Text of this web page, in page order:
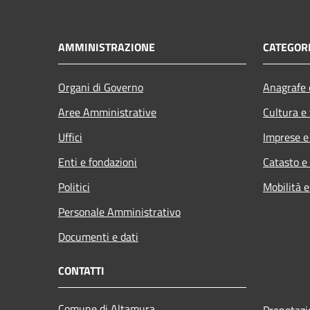
AMMINISTRAZIONE
Organi di Governo
Aree Amministrative
Uffici
Enti e fondazioni
Politici
Personale Amministrativo
Documenti e dati
Cultura
Imprese
Catasto
Mobilità
CONTATTI